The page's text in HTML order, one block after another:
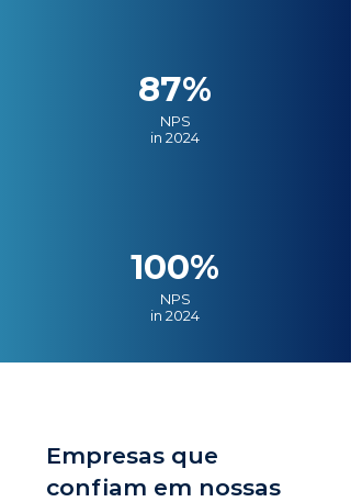
87%
NPS
in 2024
100%
NPS
in 2024
Empresas que
confiam em nossas